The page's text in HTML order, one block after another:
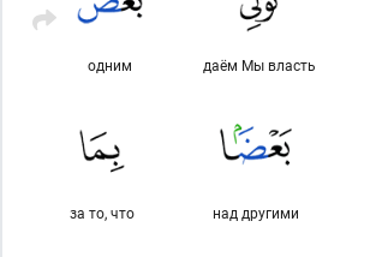
даём Мы власть
одним
над другими
за то, что